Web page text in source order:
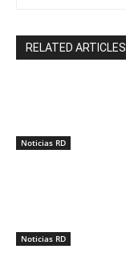
RELATED ARTICLES
Noticias RD
Noticias RD